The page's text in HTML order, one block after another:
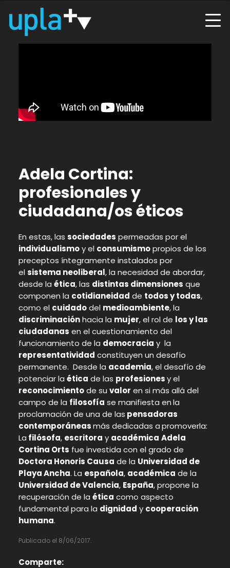
Adela Cortina:
profesionales y
ciudadana/os éticos
En estas, las sociedades permeadas por el
individualismoy el consumismopropios de los
preceptos íntegramente instalados por
elsistema neoliberal, la necesidad de abordar,
desde la ética, las distintas dimensiones que
componen la cotidianeidad de todos y todas,
como el cuidadodel medioambiente, la
discriminaciónhacia la mujer, el rol de los y las
ciudadanas en el cuestionamiento del
funcionamiento de la democracia y la
representatividad constituyen un desafío
permanente. Desde la academia, el desafío de
potenciar la ética de las profesionesy el
reconocimientode su valor en si más allá del
campo de la filosofía se manifiesta enla
proclamación de una de las pensadoras
contemporáneasmás dedicadas apromoverla:
La filósofa, escritora y académica Adela
Cortina Orts fue investida con el grado de
Doctora Honoris Causa de la Universidad de
Playa Ancha. La española, académica de la
Universidad de Valencia, España, propone la
recuperación de la ética como aspecto
fundamental para la dignidad y cooperación
humana.
Publicado el 8/06/2017.
Comparte: